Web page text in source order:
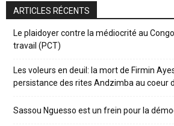
ARTICLES RÉCENTS
Le plaidoyer contre la médiocrité au
travail (PCT)
Les voleurs en deuil: la mort de Firmin
persistance des rites Andzimba au coeur
Sassou Nguesso est un frein pour la